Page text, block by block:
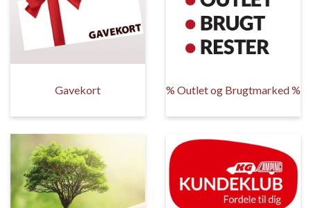
Gavekort % Outlet og Brugtmarked %